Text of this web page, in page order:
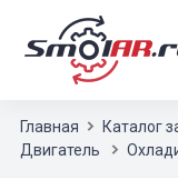
Главная Каталог
Двигатель